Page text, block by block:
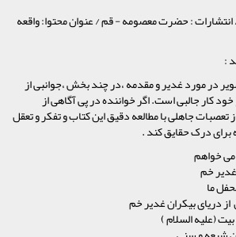
: حضرت معصومه - قم / عنوان محتوا: واقعه
:
در مورد غدیر و مقدمه ،در چند بخش ،جوانبی از
کار جالبی است. اگر خواننده در پی آگاهی از
جاهلی با مطالعه دقیق این کتاب و تفکر و تعقل
برای درک حقایق کند .
خواهم
خم
ما
دریای بیکران غدیر خم
(علیه السلام )